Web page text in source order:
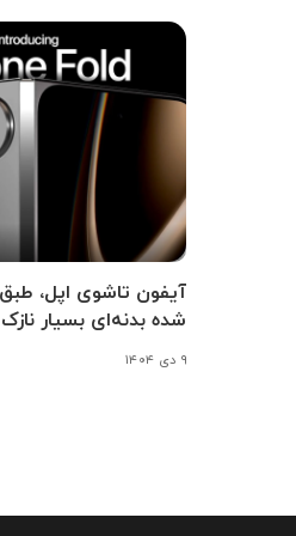
آیفون تاشوی اپل،
شده بدنه‌ای بسیار
۹ دی ۱۴۰۴